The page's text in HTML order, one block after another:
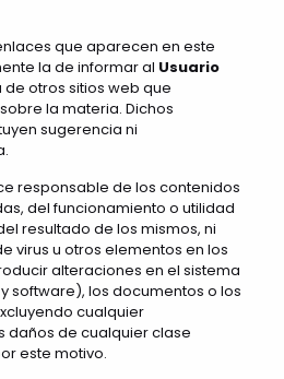
que aparecen en este
la de informar al Usuario
otros sitios web que
la materia. Dichos
sugerencia ni
responsable de los contenidos
del funcionamiento o utilidad
resultado de los mismos, ni
virus u otros elementos en los
alteraciones en el sistema
software), los documentos o los
cualquier
daños de cualquier clase
este motivo.